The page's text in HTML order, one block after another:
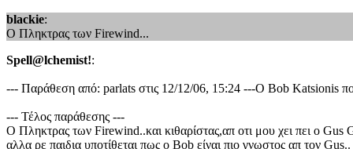
blackie:
O Πληκτρας των Firewind...
Spell@lchemist!:
--- Παράθεση από: parlats στις 12/12/06, 15:24 ---Ο Bob Katsionis
--- Τέλος παράθεσης ---
O Πληκτρας των Firewind..και κιθαρίστας,απ οτι μου χει πει ο Gus
αλλα ρε παιδια υποτίθεται πως ο Bob είναι πιο γνωστος απ τον